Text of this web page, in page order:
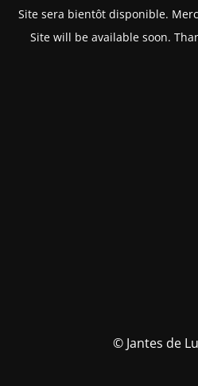
Site sera bientôt disponible.
Site will be available soon.
© Jantes de